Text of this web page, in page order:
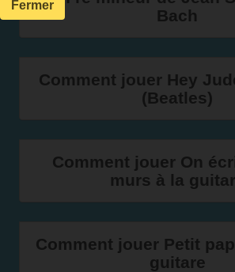
Bach
Comment jouer Hey
(Beatles)
Comment jouer On
murs à la
Comment jouer Petit
guitare
Fermer